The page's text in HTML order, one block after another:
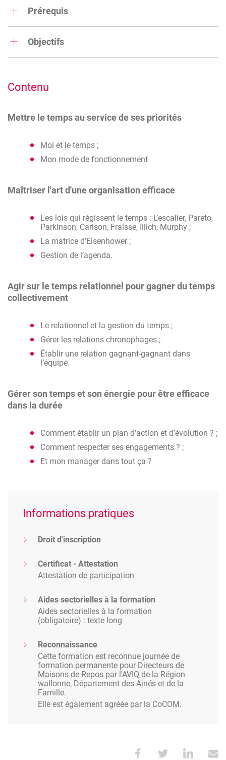
des difficultés à gérer son temps et son stress.
Prérequis
Objectifs
Contenu
Mettre le temps au service de ses priorités
Moi et le temps ;
Mon mode de fonctionnement
Maîtriser l'art d'une organisation efficace
Les lois qui régissent le temps : L’escalier, Pareto,
Parkinson, Carlson, Fraisse, Illich, Murphy ;
La matrice d’Eisenhower ;
Gestion de l’agenda.
Agir sur le temps relationnel pour gagner du temps
collectivement
Le relationnel et la gestion du temps ;
Gérer les relations chronophages ;
Établir une relation gagnant-gagnant dans
l’équipe.
Gérer son temps et son énergie pour être efficace
dans la durée
Comment établir un plan d’action et d’évolution ? ;
Comment respecter ses engagements ? ;
Et mon manager dans tout ça ?
Informations pratiques
Droit d'inscription
Certificat - Attestation
Attestation de participation
Aides sectorielles à la formation
Aides sectorielles à la formation
(obligatoire) : texte long
Reconnaissance
Cette formation est reconnue journée de
formation permanente pour Directeurs de
Maisons de Repos par l'AVIQ de la Région
wallonne, Département des Ainés et de la
Famille.
Elle est également agréée par la CoCOM.